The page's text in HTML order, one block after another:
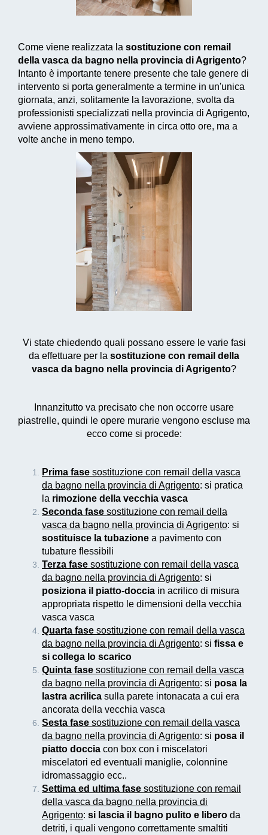
Come viene realizzata la sostituzione con remail
della vasca da bagno nella provincia di Agrigento?
Intanto è importante tenere presente che tale genere di
intervento si porta generalmente a termine in un'unica
giornata, anzi, solitamente la lavorazione, svolta da
professionisti specializzati nella provincia di Agrigento,
avviene approssimativamente in circa otto ore, ma a
volte anche in meno tempo.
Vi state chiedendo quali possano essere le varie fasi
da effettuare per la sostituzione con remail della
vasca da bagno nella provincia di Agrigento?
Innanzitutto va precisato che non occorre usare
piastrelle, quindi le opere murarie vengono escluse ma
ecco come si procede:
Prima fase sostituzione con remail della vasca
da bagno nella provincia di Agrigento: si pratica
la rimozione della vecchia vasca
Seconda fase sostituzione con remail della
vasca da bagno nella provincia di Agrigento: si
sostituisce la tubazione a pavimento con
tubature flessibili
Terza fase sostituzione con remail della vasca
da bagno nella provincia di Agrigento: si
posiziona il piatto-doccia in acrilico di misura
appropriata rispetto le dimensioni della vecchia
vasca vasca
Quarta fase sostituzione con remail della vasca
da bagno nella provincia di Agrigento: si fissa e
si collega lo scarico
Quinta fase sostituzione con remail della vasca
da bagno nella provincia di Agrigento: si posa la
lastra acrilica sulla parete intonacata a cui era
ancorata della vecchia vasca
Sesta fase sostituzione con remail della vasca
da bagno nella provincia di Agrigento: si posa il
piatto doccia con box con i miscelatori
miscelatori ed eventuali maniglie, colonnine
idromassaggio ecc..
Settima ed ultima fase sostituzione con remail
della vasca da bagno nella provincia di
Agrigento: si lascia il bagno pulito e libero da
detriti, i quali vengono correttamente smaltiti